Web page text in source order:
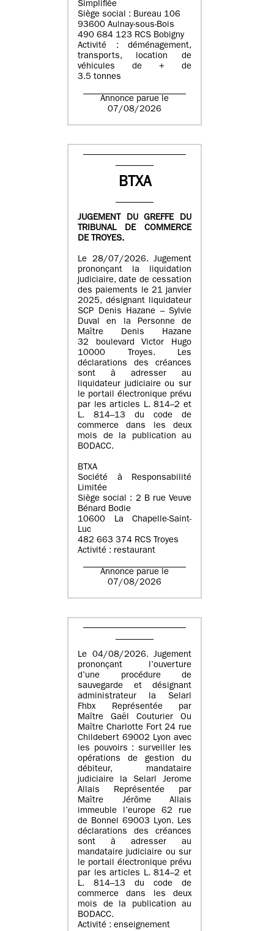
Simplifiée
Siège social : Bureau 106
93600 Aulnay-sous-Bois
490 684 123 RCS Bobigny
Activité : déménagement,
transports, location de
véhicules de + de
3.5 tonnes
Annonce parue le
07/08/2026
BTXA
JUGEMENT DU GREFFE DU
TRIBUNAL DE COMMERCE
DE TROYES.
Le 28/07/2026. Jugement
prononçant la liquidation
judiciaire, date de cessation
des paiements le 21 janvier
2025, désignant liquidateur
SCP Denis Hazane – Sylvie
Duval en la Personne de
Maître Denis Hazane
32 boulevard Victor Hugo
10000 Troyes. Les
déclarations des créances
sont à adresser au
liquidateur judiciaire ou sur
le portail électronique prévu
par les articles L. 814–2 et
L. 814–13 du code de
commerce dans les deux
mois de la publication au
BODACC.
BTXA
Société à Responsabilité
Limitée
Siège social : 2 B rue Veuve
Bénard Bodie
10600 La Chapelle-Saint-
Luc
482 663 374 RCS Troyes
Activité : restaurant
Annonce parue le
07/08/2026
Le 04/08/2026. Jugement
prononçant l’ouverture
d’une procédure de
sauvegarde et désignant
administrateur la Selarl
Fhbx Représentée par
Maître Gaël Couturier Ou
Maître Charlotte Fort 24 rue
Childebert 69002 Lyon avec
les pouvoirs : surveiller les
opérations de gestion du
débiteur, mandataire
judiciaire la Selarl Jerome
Allais Représentée par
Maître Jérôme Allais
immeuble l’europe 62 rue
de Bonnel 69003 Lyon. Les
déclarations des créances
sont à adresser au
mandataire judiciaire ou sur
le portail électronique prévu
par les articles L. 814–2 et
L. 814–13 du code de
commerce dans les deux
mois de la publication au
BODACC.
Activité : enseignement